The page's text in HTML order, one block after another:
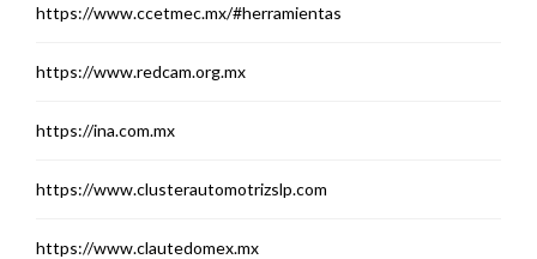
https://www.ccetmec.mx/#herramientas
https://www.redcam.org.mx
https://ina.com.mx
https://www.clusterautomotrizslp.com
https://www.clautedomex.mx